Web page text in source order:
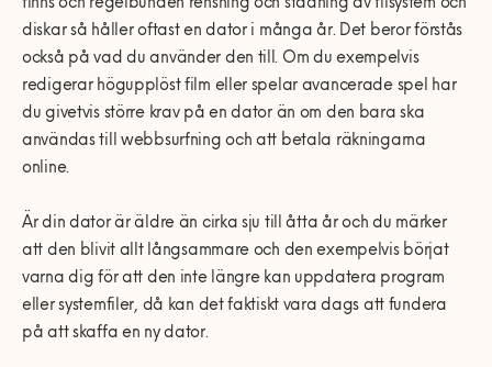
finns och regelbunden rensning och städning av filsystem och
diskar så håller oftast en dator i många år. Det beror förstås
också på vad du använder den till. Om du exempelvis
redigerar högupplöst film eller spelar avancerade spel har
du givetvis större krav på en dator än om den bara ska
användas till webbsurfning och att betala räkningarna
online.
Är din dator är äldre än cirka sju till åtta år och du märker
att den blivit allt långsammare och den exempelvis börjat
varna dig för att den inte längre kan uppdatera program
eller systemfiler, då kan det faktiskt vara dags att fundera
på att skaffa en ny dator.